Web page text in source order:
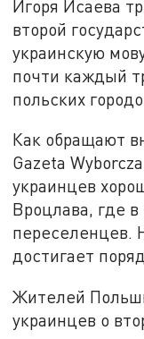
Игоря Исаева
второй
украинскую
почти каждый
польских
Как обращают
Gazeta
украинцев
Вроцлава, где
переселенцев.
достигает
Жителей
украинцев о